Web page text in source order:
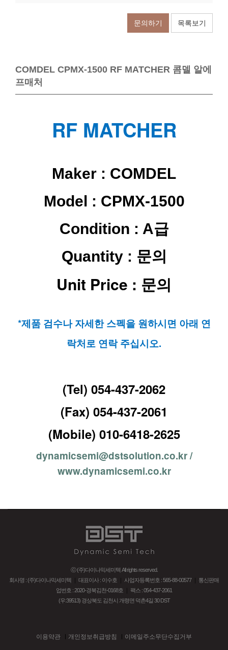
문의하기 목록보기
COMDEL CPMX-1500 RF MATCHER 콤델 알에
프매처
RF MATCHER
Maker : COMDEL
Model : CPMX-1500
Condition : A급
Quantity : 문의
Unit Price : 문의
*제품 검수나 자세한 스펙을 원하시면 아래 연
락처로 연락 주십시오.
(Tel) 054-437-2062
(Fax) 054-437-2061
(Mobile) 010-6418-2625
dynamicsemi@dstsolution.co.kr /
www.dynamicsemi.co.kr
ⓒ (주)다이나믹세미텍 All rights reserved.
회사명 : (주)다이나믹세미텍
대표이사 : 이수호 사업자등록번호 : 565-88-00577｜ 통신판매
업번호 : 2020-경북김천-0168호
팩스 : 054-437-2061
(우:39513) 경상북도 김천시 개령면 덕촌4길 30 DST
이용약관 개인정보취급방침 이메일주소무단수집거부